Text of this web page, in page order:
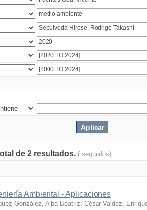
de 2 resultados. ( segundos)
Ambiental - Aplicaciones
González, Alba Beatriz; César Valdez,